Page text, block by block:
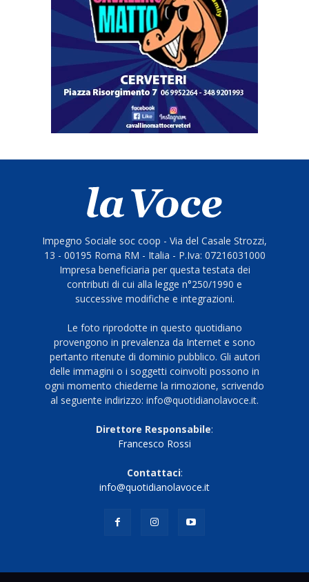
Impegno Sociale soc coop - Via del Casale Strozzi,
13 - 00195 Roma RM - Italia - P.Iva: 07216031000
Impresa beneficiaria per questa testata dei
contributi di cui alla legge n°250/1990 e
successive modifiche e integrazioni.
Le foto riprodotte in questo quotidiano
provengono in prevalenza da Internet e sono
pertanto ritenute di dominio pubblico. Gli autori
delle immagini o i soggetti coinvolti possono in
ogni momento chiederne la rimozione, scrivendo
al seguente indirizzo: info@quotidianolavoce.it.
Direttore Responsabile:
Francesco Rossi
Contattaci:
info@quotidianolavoce.it